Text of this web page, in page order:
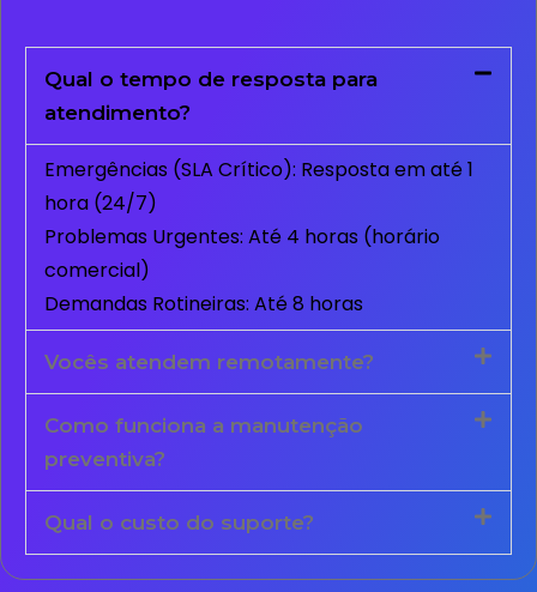
Qual o tempo de resposta para
atendimento?
Emergências (SLA Crítico): Resposta em até 1
hora (24/7)
Problemas Urgentes: Até 4 horas (horário
comercial)
Demandas Rotineiras: Até 8 horas
Vocês atendem remotamente?
Como funciona a manutenção
preventiva?
Qual o custo do suporte?